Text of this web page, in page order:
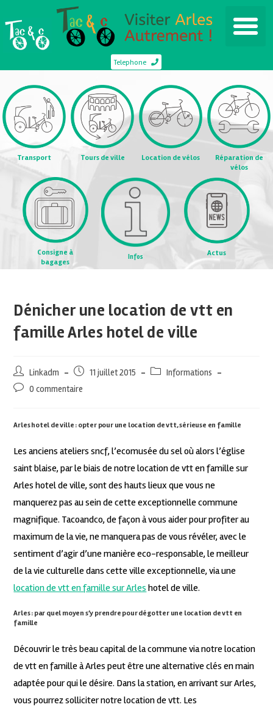
Telephone
Transport Tours de ville Location de vélos
Réparation de
vélos
Consigne à
bagages
Infos Actus
Dénicher une location de vtt en
famille Arles hotel de ville
Linkadm 11 juillet 2015
Informations
0 commentaire
Arles hotel de ville : opter pour une location de vtt, sérieuse en famille
Les anciens ateliers sncf, l’ecomusée du sel où alors l’église
saint blaise, par le biais de notre location de vtt en famille sur
Arles hotel de ville, sont des hauts lieux que vous ne
manquerez pas au sein de cette exceptionnelle commune
magnifique. Tacoandco, de façon à vous aider pour profiter au
maximum de la vie, ne manquera pas de vous révéler, avec le
sentiment d’agir d’une manière eco-responsable, le meilleur
de la vie culturelle dans cette ville exceptionnelle, via une
location de vtt en famille sur Arles hotel de ville.
Arles : par quel moyen s’y prendre pour dégotter une location de vtt en
famille
Découvrir le très beau capital de la commune via notre location
de vtt en famille à Arles peut être une alternative clés en main
adaptée pour qui le désire. Dans la station, en arrivant sur Arles,
vous pourrez solliciter notre location de vtt. Les